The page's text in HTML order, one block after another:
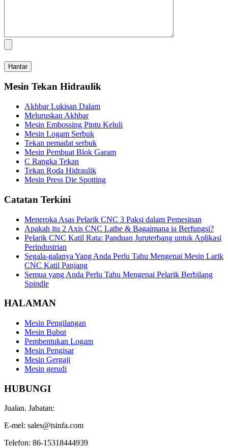
Mesin Tekan Hidraulik
Akhbar Lukisan Dalam
Meluruskan Akhbar
Mesin Embossing Pintu Keluli
Mesin Logam Serbuk
Tekan pemadat serbuk
Mesin Pembuat Blok Garam
C Rangka Tekan
Tekan Roda Hidraulik
Mesin Press Die Spotting
Catatan Terkini
Meneroka Asas Pelarik CNC 3 Paksi dalam Pemesinan
Apakah itu 2 Axis CNC Lathe & Bagaimana ia Berfungsi?
Pelarik CNC Katil Rata: Panduan Juruterbang untuk Aplikasi
Perindustrian
Segala-galanya Yang Anda Perlu Tahu Mengenai Mesin Larik
CNC Katil Panjang
Semua yang Anda Perlu Tahu Mengenai Pelarik Berbilang
Spindle
HALAMAN
Mesin Pengilangan
Mesin Bubut
Pembentukan Logam
Mesin Pengisar
Mesin Gergaji
Mesin gerudi
HUBUNGI
Jualan. Jabatan:
E-mel: sales@tsinfa.com
Telefon: 86-15318444939